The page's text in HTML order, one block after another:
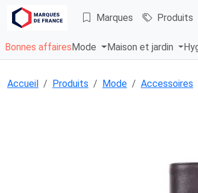
Marques Produits
Bonnes affaires Mode Maison et jardin
Accueil Produits Mode Accessoires